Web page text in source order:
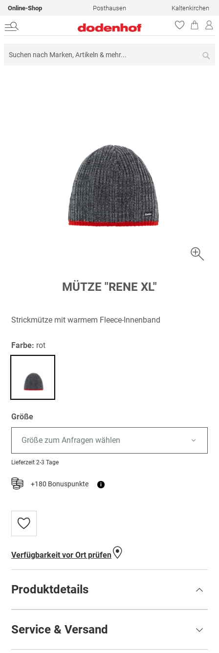
Online-Shop Posthausen Kaltenkirchen
springen
MÜTZE "RENE XL"
Strickmütze mit warmem Fleece-Innenband
Farbe: rot
Größe
Größe zum Anfragen wählen
Lieferzeit 2-3 Tage
+180 Bonuspunkte i
Zur
Wunschliste
Verfügbarkeit vor Ort prüfen
Produktdetails
Service & Versand